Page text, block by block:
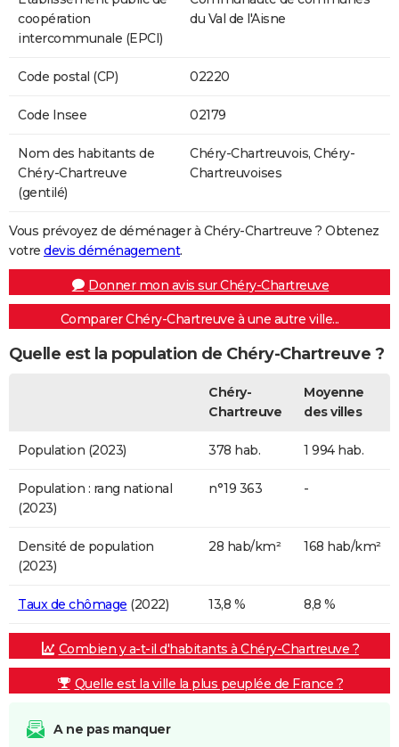
coopération
intercommunale (EPCI)
du Val de l'Aisne
Code postal (CP) 02220
Code Insee 02179
Nom des habitants de
Chéry-Chartreuve
(gentilé)
Chéry-Chartreuvois, Chéry-
Chartreuvoises
Vous prévoyez de déménager à Chéry-Chartreuve ? Obtenez
votre devis déménagement.
Donner mon avis sur Chéry-Chartreuve
Comparer Chéry-Chartreuve à une autre ville...
Quelle est la population de Chéry-Chartreuve ?
Chéry-
Chartreuve
Moyenne
des villes
Population (2023) 378 hab. 1 994 hab.
Population : rang national
(2023)
n°19 363 -
Densité de population
(2023)
28 hab/km² 168 hab/km²
Taux de chômage (2022) 13,8 % 8,8 %
Combien y a-t-il d'habitants à Chéry-Chartreuve ?
Quelle est la ville la plus peuplée de France ?
A ne pas manquer